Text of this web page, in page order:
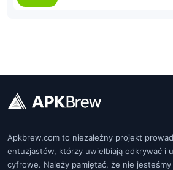
Apkbrew.com to niezależny projekt
entuzjastów, którzy uwielbiają odkrywać i
cyfrowe. Należy pamiętać, że nie